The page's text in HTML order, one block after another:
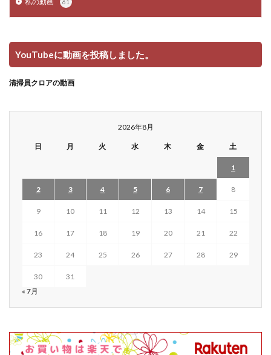
61
YouTubeに動画を投稿しました。
清掃員クロアの動画
2026年8月
日 月 火 水 木 金 土
1
2 3 4 5 6 7 8
9 10 11 12 13 14 15
16 17 18 19 20 21 22
23 24 25 26 27 28 29
30
31
« 7月